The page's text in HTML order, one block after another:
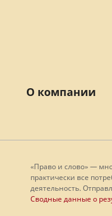
О компании
«Право и слово» —
практически все
деятельность.
Сводные данные о